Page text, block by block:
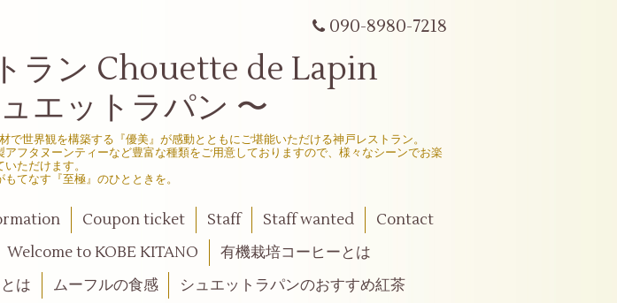
090-8980-7218
ラン Chouette de Lapin
トラパン 〜
世界観を構築する『優美』が感動とともにご堪能いただける神戸レストラン。
フタヌーンティーなど豊富な種類をご用意しておりますので、様々なシーンでお楽
いただけます。
てなす『至極』のひとときを。
Coupon ticket Staff Staff wanted
Contact
Welcome to KOBE KITANO
有機栽培コーヒーとは
は
ムーフルの食感
シュエットラパンのおすすめ紅茶